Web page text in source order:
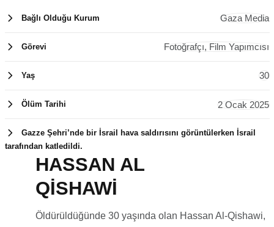
Bağlı Olduğu Kurum Gaza Media
Görevi Fotoğrafçı, Film Yapımcısı
Yaş 30
Ölüm Tarihi 2 Ocak 2025
Gazze Şehri’nde bir İsrail hava saldırısını görüntülerken İsrail
tarafından katledildi.
HASSAN AL
QİSHAWİ
Öldürüldüğünde 30 yaşında olan Hassan Al-Qishawi,